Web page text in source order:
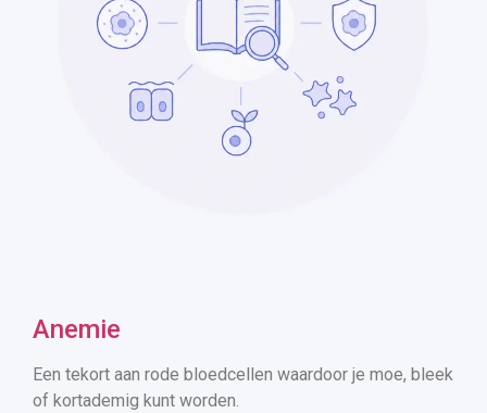
Anemie
Een tekort aan rode bloedcellen waardoor je moe, bleek
of kortademig kunt worden.